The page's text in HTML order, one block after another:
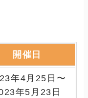
開催日
年4月25日〜
年5月23日